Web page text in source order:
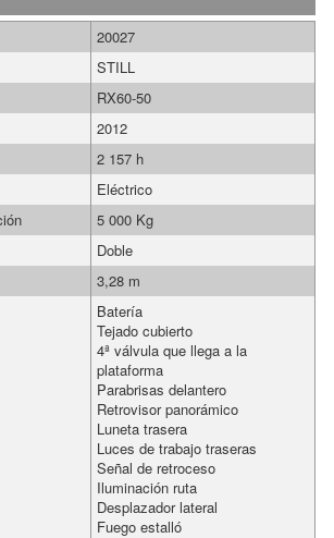
20027
STILL
RX60-50
2012
2 157 h
Eléctrico
5 000 Kg
Doble
3,28 m
Batería
Tejado cubierto
4ª válvula que llega a la
plataforma
Parabrisas delantero
Retrovisor panorámico
Luneta trasera
Luces de trabajo traseras
Señal de retroceso
Iluminación ruta
Desplazador lateral
Fuego estalló